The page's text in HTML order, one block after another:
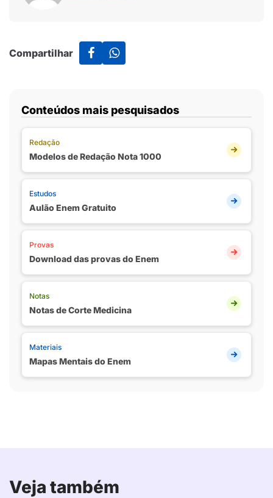
Compartilhar
Conteúdos mais pesquisados
Redação
Modelos de Redação Nota 1000
Estudos
Aulão Enem Gratuito
Provas
Download das provas do Enem
Notas
Notas de Corte Medicina
Materiais
Mapas Mentais do Enem
Veja também